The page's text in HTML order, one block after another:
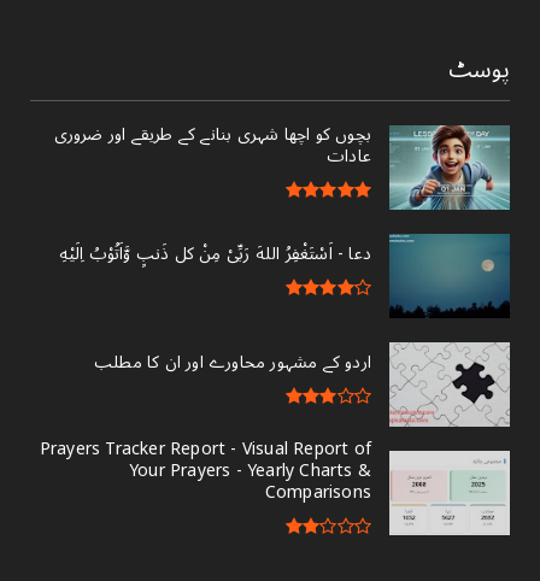
پوسٹ
بچوں کو اچھا شہری بنانے کے طریقے اور ضروری
عادات
دعا - ‎اَسْتَغْفِرُ اللهَ رَبِّىْ مِنْ کل ذَنبٍ وَّاَتُوْبُ اِلَيْهِ
اردو کے مشہور محاورے اور ان کا مطلب
Prayers Tracker Report - Visual Report of
Your Prayers - Yearly Charts &
Comparisons